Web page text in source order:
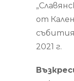
от
2021 г.